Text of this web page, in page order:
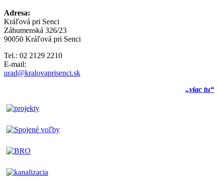
Adresa:
Kráľová pri Senci
Záhumenská 326/23
90050 Kráľová pri Senci
Tel.: 02 2129 2210
E-mail:
urad@kralovaprisenci.sk
„viac tu“